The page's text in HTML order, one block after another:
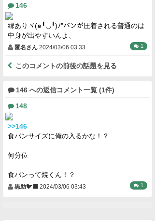
146
縁ありヾ(๑╹◡╹)ﾉ"パンが圧着される普通のは
中身が出やすいんよ、
匿名さん 2024/03/06 03:33 1
このコメントの前後の話題を見る
146 への返信コメント一覧 (1件)
148
>>146
食パンサイズに俺の入るかな！？
何分位
食パンって焼くん！？
黒助🐦‍⬛ 2024/03/06 03:43 1